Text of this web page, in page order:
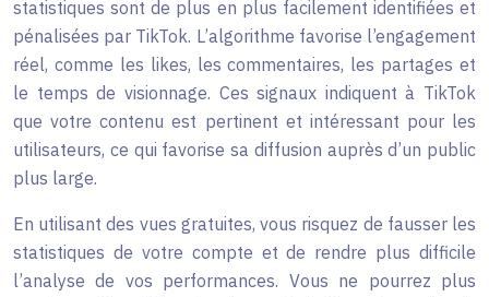
statistiques sont de plus en plus facilement identifiées et
pénalisées par TikTok. L’algorithme favorise l’engagement
réel, comme les likes, les commentaires, les partages et
le temps de visionnage. Ces signaux indiquent à TikTok
que votre contenu est pertinent et intéressant pour les
utilisateurs, ce qui favorise sa diffusion auprès d’un public
plus large.
En utilisant des vues gratuites, vous risquez de fausser les
statistiques de votre compte et de rendre plus difficile
l’analyse de vos performances. Vous ne pourrez plus